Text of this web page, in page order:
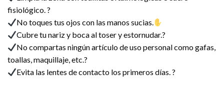
fisiológico. ?
No toques tus ojos con las manos sucias.
Cubre tu nariz y boca al toser y estornudar.?
No compartas ningún artículo de uso personal como gafas,
toallas, maquillaje, etc.?
Evita las lentes de contacto los primeros días. ?